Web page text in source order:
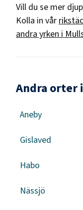
Vill du se mer
Kolla in vår
andra yrken i
Andra orter
Aneby
Gislaved
Habo
Nässjö